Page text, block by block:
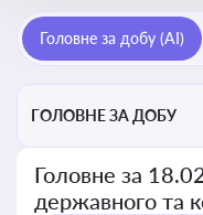
Головне за добу (AI)
ГОЛОВНЕ ЗА ДОБУ
Головне за
державного та